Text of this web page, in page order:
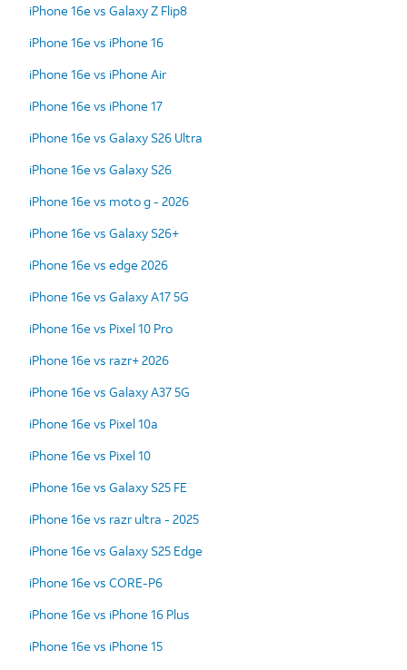
iPhone 16e vs Galaxy Z Flip8
iPhone 16e vs iPhone 16
iPhone 16e vs iPhone Air
iPhone 16e vs iPhone 17
iPhone 16e vs Galaxy S26 Ultra
iPhone 16e vs Galaxy S26
iPhone 16e vs moto g - 2026
iPhone 16e vs Galaxy S26+
iPhone 16e vs edge 2026
iPhone 16e vs Galaxy A17 5G
iPhone 16e vs Pixel 10 Pro
iPhone 16e vs razr+ 2026
iPhone 16e vs Galaxy A37 5G
iPhone 16e vs Pixel 10a
iPhone 16e vs Pixel 10
iPhone 16e vs Galaxy S25 FE
iPhone 16e vs razr ultra - 2025
iPhone 16e vs Galaxy S25 Edge
iPhone 16e vs CORE-P6
iPhone 16e vs iPhone 16 Plus
iPhone 16e vs iPhone 15